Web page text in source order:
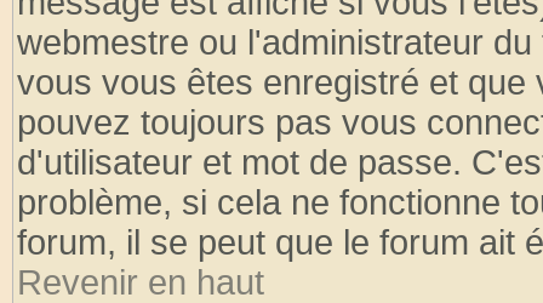
webmestre ou l'administrateur
vous vous êtes enregistré et
pouvez toujours pas vous
d'utilisateur et mot de passe.
problème, si cela ne fonctionne
forum, il se peut que le forum ait
Revenir en haut